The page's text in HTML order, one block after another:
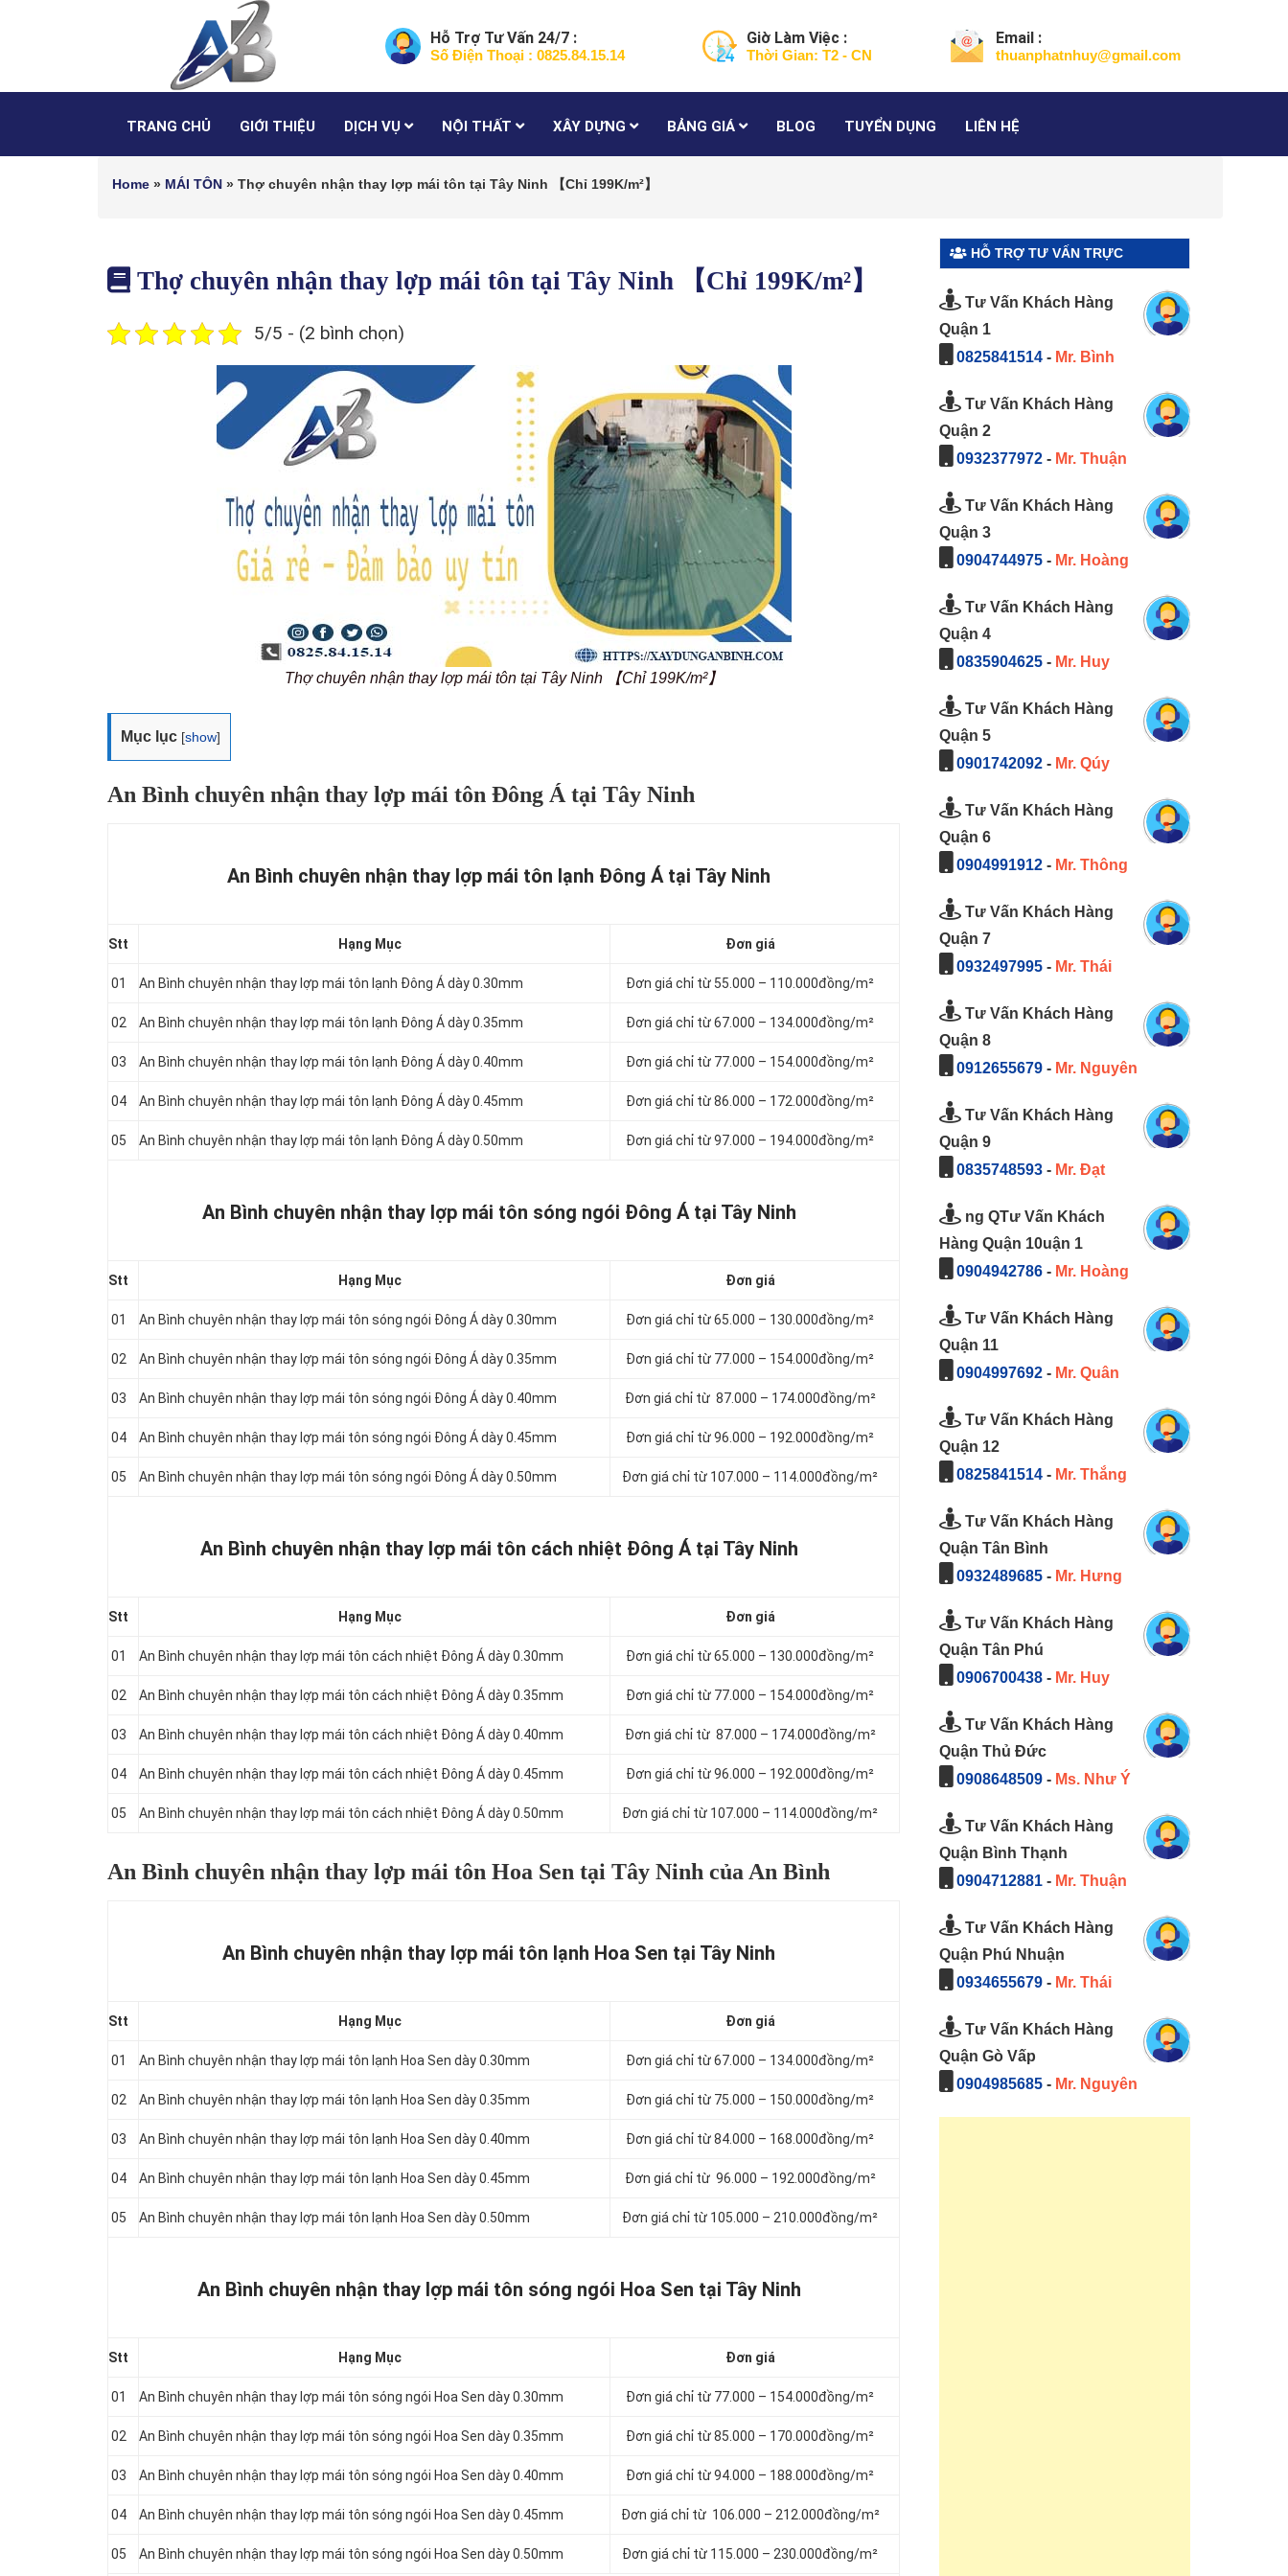
Hỗ Trợ Tư Vấn 24/7 :
Số Điện Thoại : 0825.84.15.14
Giờ Làm Việc :
Thời Gian: T2 - CN
Email :
thuanphatnhuy@gmail.com
TRANG CHỦ GIỚI THIỆU DỊCH VỤ NỘI THẤT XÂY DỰNG BẢNG GIÁ BLOG TUYỂN DỤNG LIÊN HỆ
Home » MÁI TÔN » Thợ chuyên nhận thay lợp mái tôn tại Tây Ninh 【Chỉ 199K/m²】
Thợ chuyên nhận thay lợp mái tôn tại Tây Ninh 【Chỉ 199K/m²】
5/5 - (2 bình chọn)
Thợ chuyên nhận thay lợp mái tôn tại Tây Ninh 【Chỉ 199K/m²】
Mục lục [show]
An Bình chuyên nhận thay lợp mái tôn Đông Á tại Tây Ninh
An Bình chuyên nhận thay lợp mái tôn lạnh Đông Á tại Tây Ninh
Stt Hạng Mục Đơn giá
01 An Bình chuyên nhận thay lợp mái tôn lạnh Đông Á dày 0.30mm Đơn giá chỉ từ 55.000 – 110.000đồng/m²
02 An Bình chuyên nhận thay lợp mái tôn lạnh Đông Á dày 0.35mm Đơn giá chỉ từ 67.000 – 134.000đồng/m²
03 An Bình chuyên nhận thay lợp mái tôn lạnh Đông Á dày 0.40mm Đơn giá chỉ từ 77.000 – 154.000đồng/m²
04 An Bình chuyên nhận thay lợp mái tôn lạnh Đông Á dày 0.45mm Đơn giá chỉ từ 86.000 – 172.000đồng/m²
05 An Bình chuyên nhận thay lợp mái tôn lạnh Đông Á dày 0.50mm Đơn giá chỉ từ 97.000 – 194.000đồng/m²
An Bình chuyên nhận thay lợp mái tôn sóng ngói Đông Á tại Tây Ninh
Stt Hạng Mục Đơn giá
01 An Bình chuyên nhận thay lợp mái tôn sóng ngói Đông Á dày 0.30mm Đơn giá chỉ từ 65.000 – 130.000đồng/m²
02 An Bình chuyên nhận thay lợp mái tôn sóng ngói Đông Á dày 0.35mm Đơn giá chỉ từ 77.000 – 154.000đồng/m²
03 An Bình chuyên nhận thay lợp mái tôn sóng ngói Đông Á dày 0.40mm Đơn giá chỉ từ 87.000 – 174.000đồng/m²
04 An Bình chuyên nhận thay lợp mái tôn sóng ngói Đông Á dày 0.45mm Đơn giá chỉ từ 96.000 – 192.000đồng/m²
05 An Bình chuyên nhận thay lợp mái tôn sóng ngói Đông Á dày 0.50mm Đơn giá chỉ từ 107.000 – 114.000đồng/m²
An Bình chuyên nhận thay lợp mái tôn cách nhiệt Đông Á tại Tây Ninh
Stt Hạng Mục Đơn giá
01 An Bình chuyên nhận thay lợp mái tôn cách nhiệt Đông Á dày 0.30mm Đơn giá chỉ từ 65.000 – 130.000đồng/m²
02 An Bình chuyên nhận thay lợp mái tôn cách nhiệt Đông Á dày 0.35mm Đơn giá chỉ từ 77.000 – 154.000đồng/m²
03 An Bình chuyên nhận thay lợp mái tôn cách nhiệt Đông Á dày 0.40mm Đơn giá chỉ từ 87.000 – 174.000đồng/m²
04 An Bình chuyên nhận thay lợp mái tôn cách nhiệt Đông Á dày 0.45mm Đơn giá chỉ từ 96.000 – 192.000đồng/m²
05 An Bình chuyên nhận thay lợp mái tôn cách nhiệt Đông Á dày 0.50mm Đơn giá chỉ từ 107.000 – 114.000đồng/m²
An Bình chuyên nhận thay lợp mái tôn Hoa Sen tại Tây Ninh của An Bình
An Bình chuyên nhận thay lợp mái tôn lạnh Hoa Sen tại Tây Ninh
Stt Hạng Mục Đơn giá
01 An Bình chuyên nhận thay lợp mái tôn lạnh Hoa Sen dày 0.30mm Đơn giá chỉ từ 67.000 – 134.000đồng/m²
02 An Bình chuyên nhận thay lợp mái tôn lạnh Hoa Sen dày 0.35mm Đơn giá chỉ từ 75.000 – 150.000đồng/m²
03 An Bình chuyên nhận thay lợp mái tôn lạnh Hoa Sen dày 0.40mm Đơn giá chỉ từ 84.000 – 168.000đồng/m²
04 An Bình chuyên nhận thay lợp mái tôn lạnh Hoa Sen dày 0.45mm Đơn giá chỉ từ 96.000 – 192.000đồng/m²
05 An Bình chuyên nhận thay lợp mái tôn lạnh Hoa Sen dày 0.50mm Đơn giá chỉ từ 105.000 – 210.000đồng/m²
An Bình chuyên nhận thay lợp mái tôn sóng ngói Hoa Sen tại Tây Ninh
Stt Hạng Mục Đơn giá
01 An Bình chuyên nhận thay lợp mái tôn sóng ngói Hoa Sen dày 0.30mm Đơn giá chỉ từ 77.000 – 154.000đồng/m²
02 An Bình chuyên nhận thay lợp mái tôn sóng ngói Hoa Sen dày 0.35mm Đơn giá chỉ từ 85.000 – 170.000đồng/m²
03 An Bình chuyên nhận thay lợp mái tôn sóng ngói Hoa Sen dày 0.40mm Đơn giá chỉ từ 94.000 – 188.000đồng/m²
04 An Bình chuyên nhận thay lợp mái tôn sóng ngói Hoa Sen dày 0.45mm Đơn giá chỉ từ 106.000 – 212.000đồng/m²
05 An Bình chuyên nhận thay lợp mái tôn sóng ngói Hoa Sen dày 0.50mm Đơn giá chỉ từ 115.000 – 230.000đồng/m²
HỖ TRỢ TƯ VẤN TRỰC
Tư Vấn Khách Hàng
Quận 1
0825841514- Mr. Bình
Tư Vấn Khách Hàng
Quận 2
0932377972- Mr. Thuận
Tư Vấn Khách Hàng
Quận 3
0904744975- Mr. Hoàng
Tư Vấn Khách Hàng
Quận 4
0835904625- Mr. Huy
Tư Vấn Khách Hàng
Quận 5
0901742092- Mr. Qúy
Tư Vấn Khách Hàng
Quận 6
0904991912- Mr. Thông
Tư Vấn Khách Hàng
Quận 7
0932497995- Mr. Thái
Tư Vấn Khách Hàng
Quận 8
0912655679- Mr. Nguyên
Tư Vấn Khách Hàng
Quận 9
0835748593- Mr. Đạt
ng QTư Vấn Khách
Hàng Quận 10uận 1
0904942786- Mr. Hoàng
Tư Vấn Khách Hàng
Quận 11
0904997692- Mr. Quân
Tư Vấn Khách Hàng
Quận 12
0825841514- Mr. Thắng
Tư Vấn Khách Hàng
Quận Tân Bình
0932489685- Mr. Hưng
Tư Vấn Khách Hàng
Quận Tân Phú
0906700438- Mr. Huy
Tư Vấn Khách Hàng
Quận Thủ Đức
0908648509- Ms. Như Ý
Tư Vấn Khách Hàng
Quận Bình Thạnh
0904712881- Mr. Thuận
Tư Vấn Khách Hàng
Quận Phú Nhuận
0934655679- Mr. Thái
Tư Vấn Khách Hàng
Quận Gò Vấp
0904985685- Mr. Nguyên